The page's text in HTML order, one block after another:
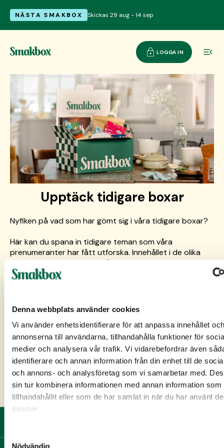
Denna webbplats använder cookies
Vi använder enhetsidentifierare för att anpassa innehållet och
annonserna till användarna, tillhandahålla funktioner för
medier och analysera vår trafik. Vi vidarebefordrar även
identifierare och annan information från din enhet till de
och annons- och analysföretag som vi samarbetar med.
sin tur kombinera informationen med annan information som
tillhandahållit eller som de har samlat in när du har använt
tjänster.
Samtyckesval
Nödvändig
NÄSTA SMAKBOX Skickas 29 aug - 14 sep
LOGGA IN
Upptäck tidigare boxar
Nyfiken på vad som har gömt sig i våra tidigare boxar?
Här kan du spana in tidigare teman som våra
prenumeranter har fått utforska. Innehållet i de olika
boxarna varierar, men du får alltid en mix av härliga
favoriter! Perfekt för att få en försmak av vad som kan
Vill du se exakt vad som finns i din Smakbox? Kolla din
Smaklistai mejlen eller logga in på Mina sidor.
Tidigare 10 boxar
2026 / 06
Smakfavoriter i
blomstertid
BLOMSTERTID
2026 / 04
Fira Smakbox 10 år!
JUBILEUM
2026 / 02
Årets nyheter!
KICKSTART
2025 / 12
Dela känslan!
VINTERMYS